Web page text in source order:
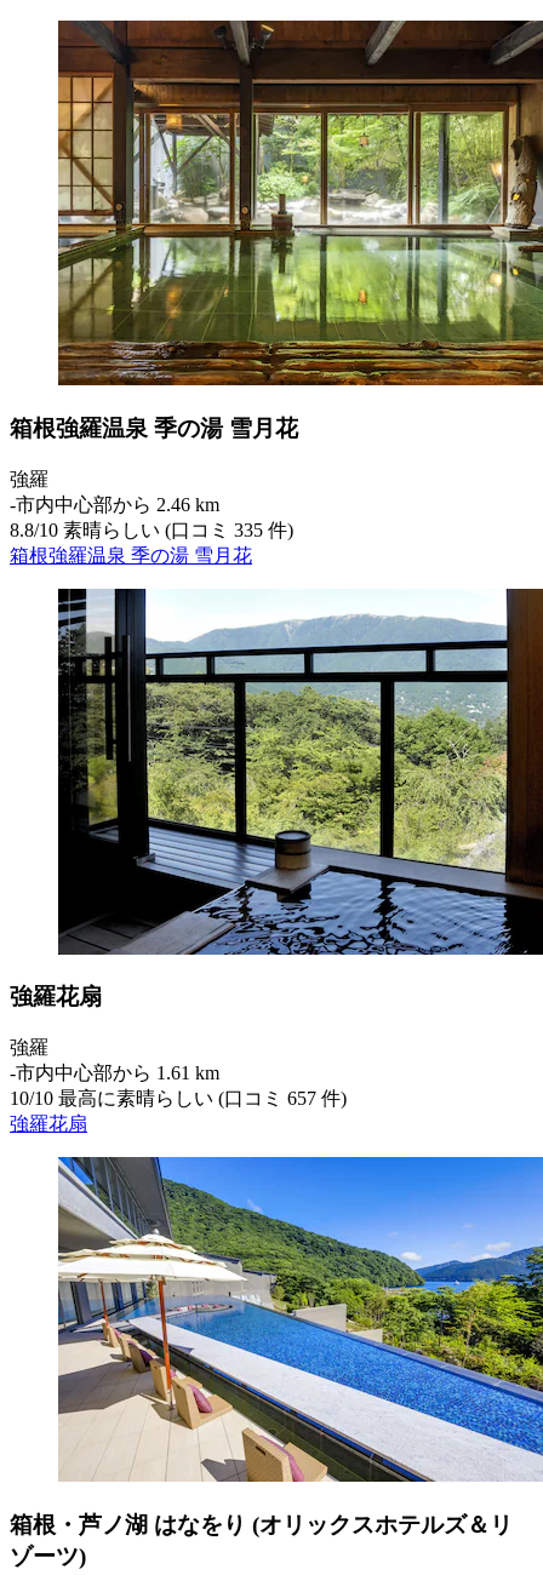
箱根強羅温泉 季の湯 雪月花
強羅
‐市内中心部から 2.46 km
8.8/10 素晴らしい (口コミ 335 件)
箱根強羅温泉 季の湯 雪月花
強羅花扇
強羅
‐市内中心部から 1.61 km
10/10 最高に素晴らしい (口コミ 657 件)
強羅花扇
箱根・芦ノ湖 はなをり (オリックスホテルズ＆リ
ゾーツ)